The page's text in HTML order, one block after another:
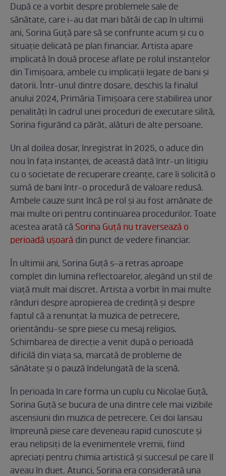
După ce a vorbit despre problemele sale de
sănătate, care i-au dat mari bătăi de cap în ultimii
ani, Sorina Guță pare să se confrunte acum și cu o
situație delicată pe plan financiar. Artista apare
implicată în două procese aflate pe rolul instanțelor
din Timișoara, ambele cu implicații legate de bani și
datorii. Într-unul dintre dosare, deschis la finalul
anului 2024, Primăria Timișoara cere stabilirea unor
penalități în cadrul unei proceduri de executare silită,
Sorina figurând ca pârât, alături de alte persoane.
Un al doilea dosar, înregistrat în 2025, o aduce din
nou în fața instanței, de această dată într-un litigiu
cu o societate de recuperare creanțe, care îi solicită o
sumă de bani într-o procedură de valoare redusă.
Ambele cauze sunt încă pe rol și au fost amânate de
mai multe ori pentru continuarea procedurilor. Toate
acestea arată că Sorina Guță nu traversează o
perioadă ușoară din punct de vedere financiar.
În ultimii ani, Sorina Guță s-a retras aproape
complet din lumina reflectoarelor, alegând un stil de
viață mult mai discret. Artista a vorbit în mai multe
rânduri despre apropierea de credință și despre
faptul că a renunțat la muzica de petrecere,
orientându-se spre piese cu mesaj religios.
Schimbarea de direcție a venit după o perioadă
dificilă din viața sa, marcată de probleme de
sănătate și o pauză îndelungată de la scenă.
În perioada în care forma un cuplu cu Nicolae Guță,
Sorina Guță se bucura de una dintre cele mai vizibile
ascensiuni din muzica de petrecere. Cei doi lansau
împreună piese care deveneau rapid cunoscute și
erau nelipsiți de la evenimentele vremii, fiind
apreciați pentru chimia artistică și succesul pe care îl
aveau în duet. Atunci, Sorina era considerată una